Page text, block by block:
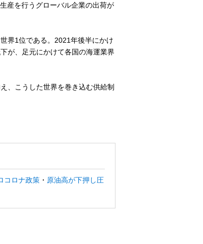
産を行うグローバル企業の出荷が
界1位である。2021年後半にかけ
が、足元にかけて各国の海運業界
、こうした世界を巻き込む供給制
コロナ政策 ・ 原油高が下押し圧